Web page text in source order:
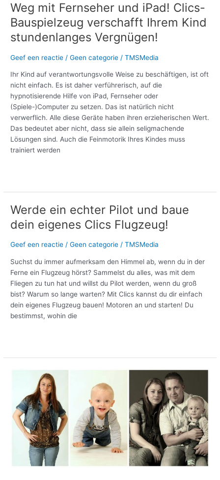
Weg mit Fernseher und iPad! Clics-
Bauspielzeug verschafft Ihrem Kind
stundenlanges Vergnügen!
Geef een reactie /Geen categorie /TMSMedia
Ihr Kind auf verantwortungsvolle Weise zu beschäftigen, ist oft
nicht einfach. Es ist daher verführerisch, auf die
hypnotisierende Hilfe von iPad, Fernseher oder
(Spiele-)Computer zu setzen. Das ist natürlich nicht
verwerflich. Alle diese Geräte haben ihren erzieherischen Wert.
Das bedeutet aber nicht, dass sie allein seligmachende
Lösungen sind. Auch die Feinmotorik Ihres Kindes muss
trainiert werden
Werde ein echter Pilot und baue
dein eigenes Clics Flugzeug!
Geef een reactie /Geen categorie /TMSMedia
Suchst du immer aufmerksam den Himmel ab, wenn du in der
Ferne ein Flugzeug hörst? Sammelst du alles, was mit dem
Fliegen zu tun hat und willst du Pilot werden, wenn du groß
bist? Warum so lange warten? Mit Clics kannst du dir einfach
dein eigenes Flugzeug bauen! Motoren an und starten! Du
bestimmst, wohin die
Werde
ein
echter
baue
dein
eigenes
Clics
Flugzeug!
tolle
Erfindung!”